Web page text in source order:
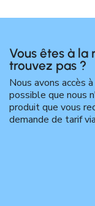
Vous êtes à la
trouvez pas ?
Nous avons accès
possible que nous
produit que vous
demande de tarif